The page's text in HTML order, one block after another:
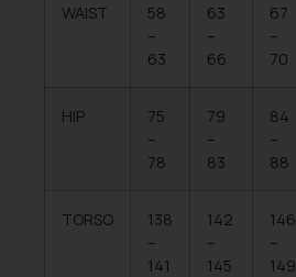
WAIST
58
–
63
63
–
66
67
–
70
HIP
75
–
78
79
–
83
84
–
88
TORSO
138
–
141
142
–
145
146
–
149